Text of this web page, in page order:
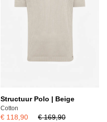
Structuur Polo | Beige
Cotton
€ 118,90 € 169,90